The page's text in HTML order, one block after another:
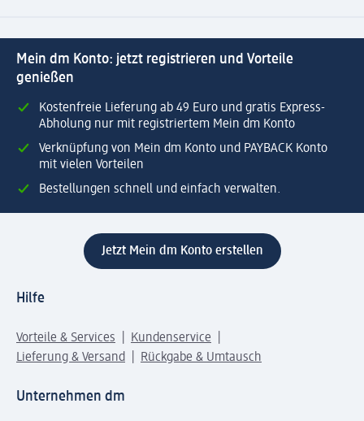
Mein dm Konto: jetzt registrieren und Vorteile
genießen
Kostenfreie Lieferung ab 49 Euro und gratis Express-
Abholung nur mit registriertem Mein dm Konto
Verknüpfung von Mein dm Konto und PAYBACK Konto
mit vielen Vorteilen
Bestellungen schnell und einfach verwalten.
Jetzt Mein dm Konto erstellen
Hilfe
Vorteile & Services
Kundenservice
Lieferung & Versand
Rückgabe & Umtausch
Unternehmen dm